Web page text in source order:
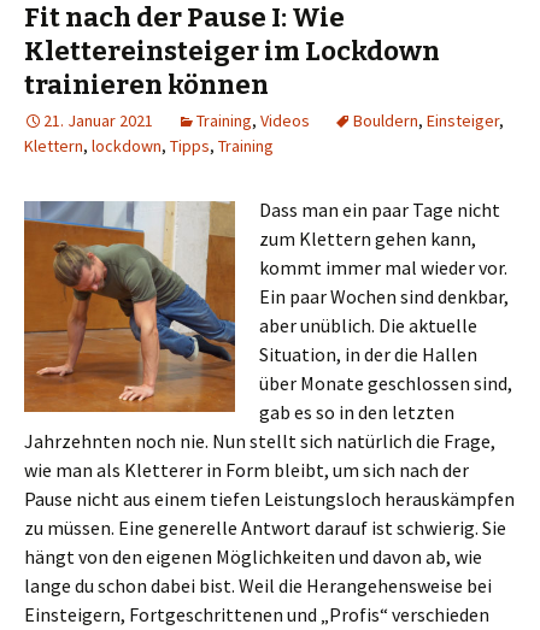
Fit nach der Pause I: Wie
Klettereinsteiger im Lockdown
trainieren können
21. Januar 2021 Training, Videos Bouldern, Einsteiger,
Klettern, lockdown, Tipps, Training
Dass man ein paar Tage nicht
zum Klettern gehen kann,
kommt immer mal wieder vor.
Ein paar Wochen sind denkbar,
aber unüblich. Die aktuelle
Situation, in der die Hallen
über Monate geschlossen sind,
gab es so in den letzten
Jahrzehnten noch nie. Nun stellt sich natürlich die Frage,
wie man als Kletterer in Form bleibt, um sich nach der
Pause nicht aus einem tiefen Leistungsloch herauskämpfen
zu müssen. Eine generelle Antwort darauf ist schwierig. Sie
hängt von den eigenen Möglichkeiten und davon ab, wie
lange du schon dabei bist. Weil die Herangehensweise bei
Einsteigern, Fortgeschrittenen und „Profis“ verschieden